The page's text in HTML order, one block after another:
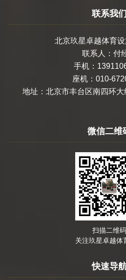
联系我们
北京玖星卓越体育设
联系人：付
手机：
座机：010-
地址：北京市丰台区南四环
微信二维
扫描二维码
关注玖星卓越体
快速导